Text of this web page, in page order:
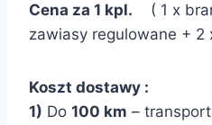
Cena za 1 kpl. ( 1 x
zawiasy regulowane + 2
Koszt dostawy :
1) Do 100 km – transport